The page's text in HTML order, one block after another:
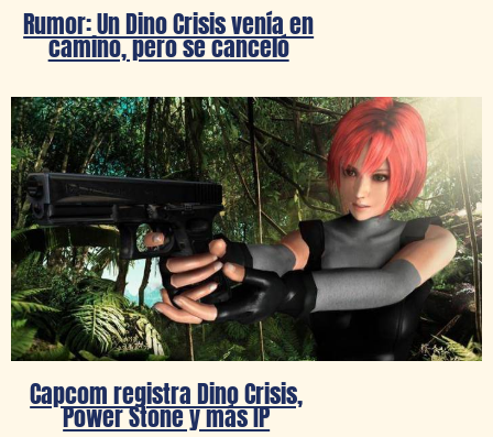
Rumor: Un Dino Crisis venía en
camino, pero se canceló
Capcom registra Dino Crisis,
Power Stone y más IP